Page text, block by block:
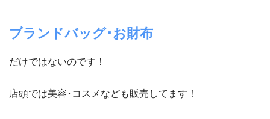
ブランドバッグ･お財布
だけではないのです！
店頭では美容･コスメなども販売してます！